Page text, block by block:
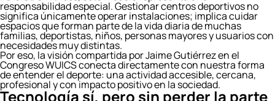
responsabilidad especial. Gestionar centros deportivos no
significa únicamente operar instalaciones; implica cuidar
espacios que forman parte de la vida diaria de muchas
familias, deportistas, niños, personas mayores y usuarios con
necesidades muy distintas.
Por eso, la visión compartida por Jaime Gutiérrez en el
Congreso WUICS conecta directamente con nuestra forma
de entender el deporte: una actividad accesible, cercana,
profesional y con impacto positivo en la sociedad.
Tecnología sí, pero sin perder la parte